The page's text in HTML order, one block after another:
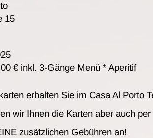
15
€ inkl. 3-Gänge Menü * Aperitif
erhalten Sie im Casa Al Porto
wir Ihnen die Karten aber auch
zusätzlichen Gebühren an!